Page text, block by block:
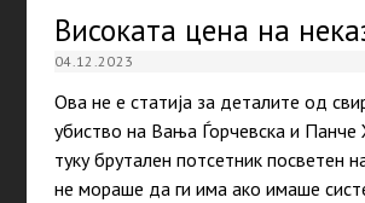
Високата цена на
04.12.2023
Ова не е статија за деталите од
убиство на Вања Ѓорчевска и
туку брутален потсетник посветен
не мораше да ги има aко имаше